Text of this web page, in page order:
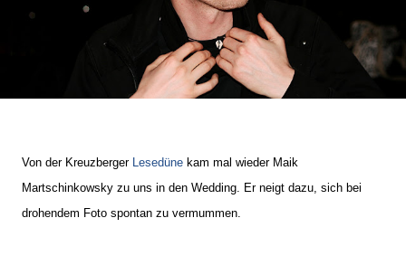
Von der Kreuzberger Lesedüne kam mal wiederMaik
Martschinkowsky zu uns in den Wedding. Er neigt dazu, sich bei
drohendem Foto spontan zu vermummen.